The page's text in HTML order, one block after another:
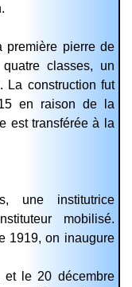
première pierre de
quatre classes, un
La construction fut
en raison de la
est transférée à la
une institutrice
mobilisé.
1919, on inaugure
et le 20 décembre